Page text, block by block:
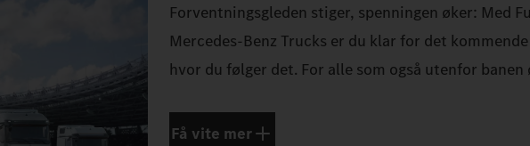
Forventningsgleden stiger, spenningen øker: Med
Mercedes‑Benz Trucks er du klar for det
hvor du følger det. For alle som også utenfor banen
Få vite mer